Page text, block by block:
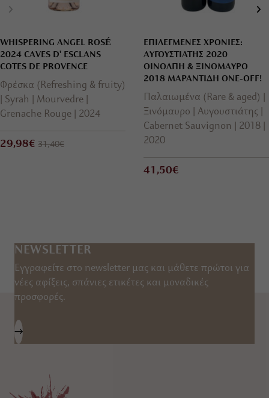
WHISPERING ANGEL ROSÉ
2024 CAVES D' ESCLANS
COTES DE PROVENCE
Φρέσκα (Refreshing & fruity)
Syrah
Mourvedre
Grenache Rouge
2024
29,98€ 31,40€
ΕΠΙΛΕΓΜΕΝΕΣ ΧΡΟΝΙΕΣ:
ΑΥΓΟΥΣΤΙΑΤΗΣ 2020
ΟΙΝΟΛΠΗ & ΞΙΝΟΜΑΥΡΟ
2018 ΜΑΡΑΝΤΙΔΗ ONE-OFF!
Παλαιωμένα (Rare & aged)
Ξινόμαυρο
Αυγουστιάτης
Cabernet Sauvignon
2018
2020
41,50€
NEWSLETTER
Εγγραφείτε στο newsletter μας και μάθετε πρώτοι για
νέες αφίξεις, σπάνιες ετικέτες και μοναδικές
προσφορές.